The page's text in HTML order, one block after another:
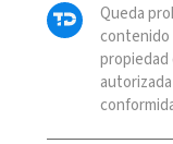
Queda
contenido
propiedad